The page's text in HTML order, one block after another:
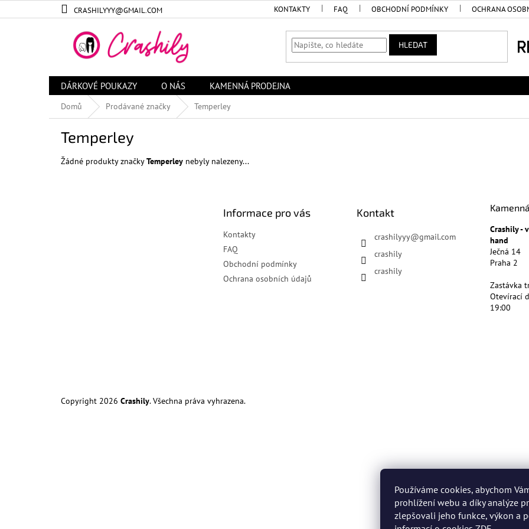
Používáme cookies, abychom
prohlížení webu a díky analýze
zlepšovali jeho funkce, výkon a
na
CRASHILYYY@GMAIL.COM KONTAKTY FAQ OBCHODNÍ PODMÍNKY OCHRANA
HLEDAT
DÁRKOVÉ POUKAZY O NÁS KAMENNÁ PRODEJNA
Domů Prodávané značky Temperley
Temperley
Žádné produkty značkyTemperley nebyly nalezeny...
Informace pro vás
Kontakty
FAQ
Obchodní podmínky
Ochrana osobních údajů
Kontakt
crashilyyy@gmail.com
crashily
crashily
Crashily -
hand
Ječná 14
Praha 2
Zastávka
Otevírací
19:00
Copyright 2026 Crashily. Všechna práva vyhrazena.